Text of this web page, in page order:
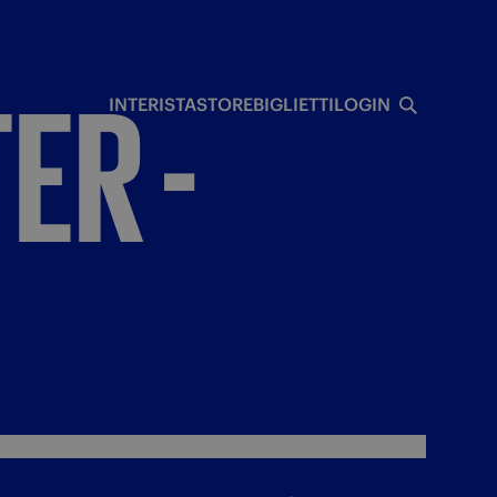
INTERISTASTOREBIGLIETTILOGIN
-